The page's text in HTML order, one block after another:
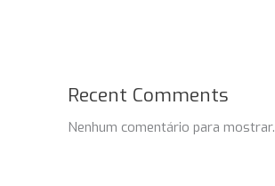
Recent Comments
Nenhum comentário para mostrar.